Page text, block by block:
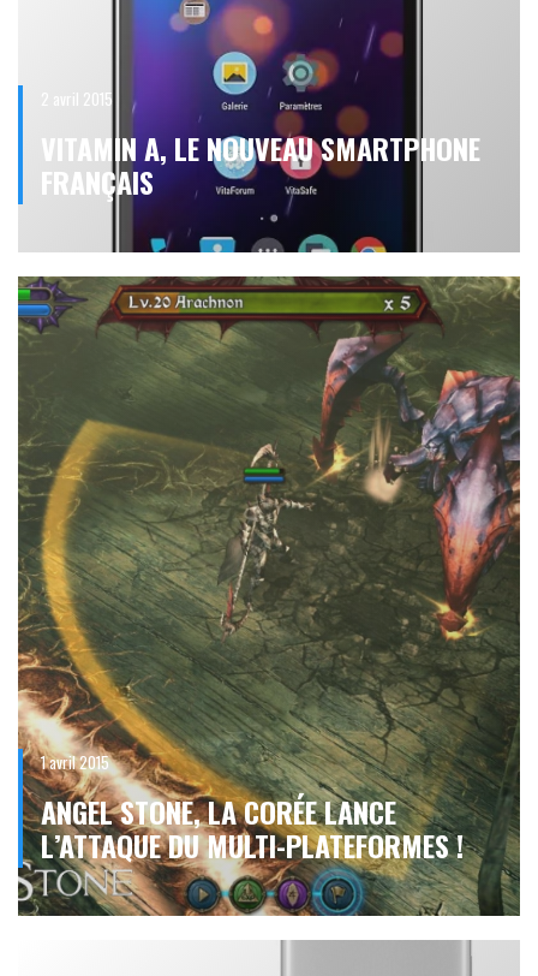
2 avril 2015
VITAMIN A, LE NOUVEAU SMARTPHONE
FRANÇAIS
1 avril 2015
ANGEL STONE, LA CORÉE LANCE
L’ATTAQUE DU MULTI-PLATEFORMES !